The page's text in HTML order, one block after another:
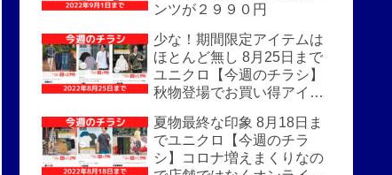
ンツが２９９０円
少な！期間限定アイテムは
ほとんど無し 8月25日まで
ユニクロ【今週のチラシ】
秋物登場でお買い得アイテ
夏物最終な印象 8月18日ま
でユニクロ【今週のチラ
シ】コロナ増えまくりなの